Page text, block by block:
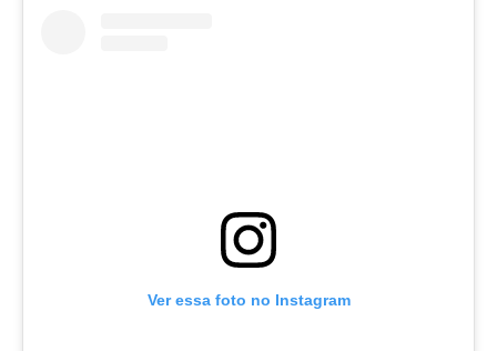
Ver essa foto no Instagram